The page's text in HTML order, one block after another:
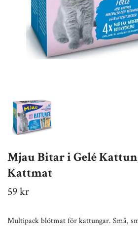
Mjau Bitar i Gelé
Kattmat
59 kr
Multipack blötmat för kattungar. Små,